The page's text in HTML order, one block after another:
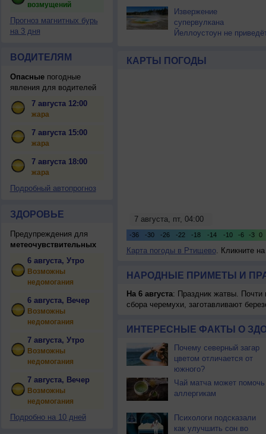
возмущений
Прогноз магнитных бурь
на 3 дня
ВОДИТЕЛЯМ
Опасныепогодные
явления для водителей
7 августа 12:00
жара
7 августа 15:00
жара
7 августа 18:00
жара
Подробный автопрогноз
ЗДОРОВЬЕ
Предупреждения для
метеочувствительных
6 августа, Утро
Возможны
недомогания
6 августа, Вечер
Возможны
недомогания
7 августа, Утро
Возможны
недомогания
7 августа, Вечер
Возможны
недомогания
Подробно на 10 дней
Извержение
супервулкана
Йеллоустоун не
КАРТЫ ПОГОДЫ
Карта погоды в Ртищево. Кликните
НАРОДНЫЕ ПРИМЕТЫ И
На 6 августа: Праздник жатвы. Почти
сбора черемухи, заготавливают
ИНТЕРЕСНЫЕ ФАКТЫ О
Почему северный загар
цветом отличается от
южного?
Чай матча может помочь
аллергикам
Психологи подсказали
как улучшить сон во